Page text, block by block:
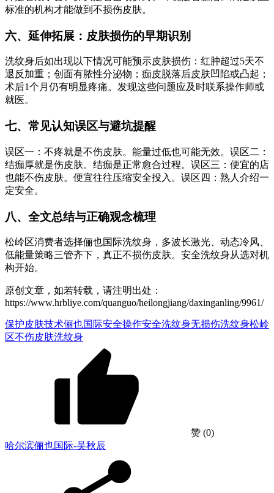
标准的机构才能做到不损伤皮肤。
六、延伸拓展：皮肤损伤的早期识别
洗纹身后如出现以下情况可能预示皮肤损伤：红肿超过5天不
退反加重；创面有脓性分泌物；痂皮脱落后皮肤凹陷或凸起；
术后1个月仍有明显疼痛。发现这些问题应及时联系操作师或
就医。
七、常见认知误区与避坑提醒
误区一：不疼就是不伤皮肤。能量过低也可能无效。误区二：
结痂厚就是伤皮肤。结痂是正常愈合过程。误区三：便宜的店
也能不伤皮肤。便宜往往压缩安全投入。误区四：熟人介绍一
定安全。
八、全文总结与正确观念梳理
松岭区消费者选择俪也国际洗纹身，多波长激光、动态冷风、
低能量策略三管齐下，真正不损伤皮肤。安全洗纹身从选对机
构开始。
原创文章，如若转载，请注明出处：
https://www.hrbliye.com/quanguo/heilongjiang/daxinganling/9961/
保护皮肤技术俪也国际安全操作安全洗纹身无损伤洗纹身松岭
区不伤皮肤洗纹身
赞 (0)
哈尔滨俪也国际-吴秋辰